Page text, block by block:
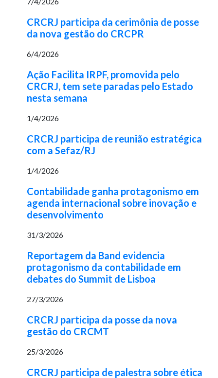
CRCRJ participa da cerimônia de posse
da nova gestão do CRCPR
6/4/2026
Ação Facilita IRPF, promovida pelo
CRCRJ, tem sete paradas pelo Estado
nesta semana
1/4/2026
CRCRJ participa de reunião estratégica
com a Sefaz/RJ
1/4/2026
Contabilidade ganha protagonismo em
agenda internacional sobre inovação e
desenvolvimento
31/3/2026
Reportagem da Band evidencia
protagonismo da contabilidade em
debates do Summit de Lisboa
27/3/2026
CRCRJ participa da posse da nova
gestão do CRCMT
25/3/2026
CRCRJ participa de palestra sobre ética